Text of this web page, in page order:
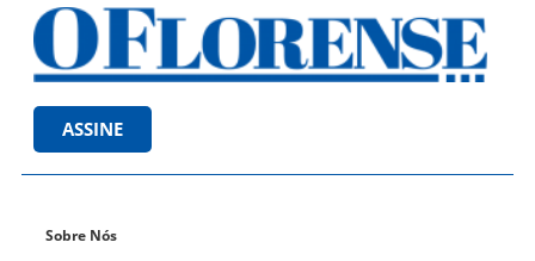
ASSINE
Sobre Nós